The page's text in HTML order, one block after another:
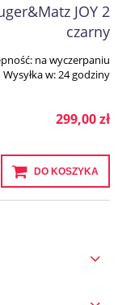
JOY 2
czarny
na wyczerpaniu
Wysyłka w:24 godziny
299,00 zł
DO KOSZYKA